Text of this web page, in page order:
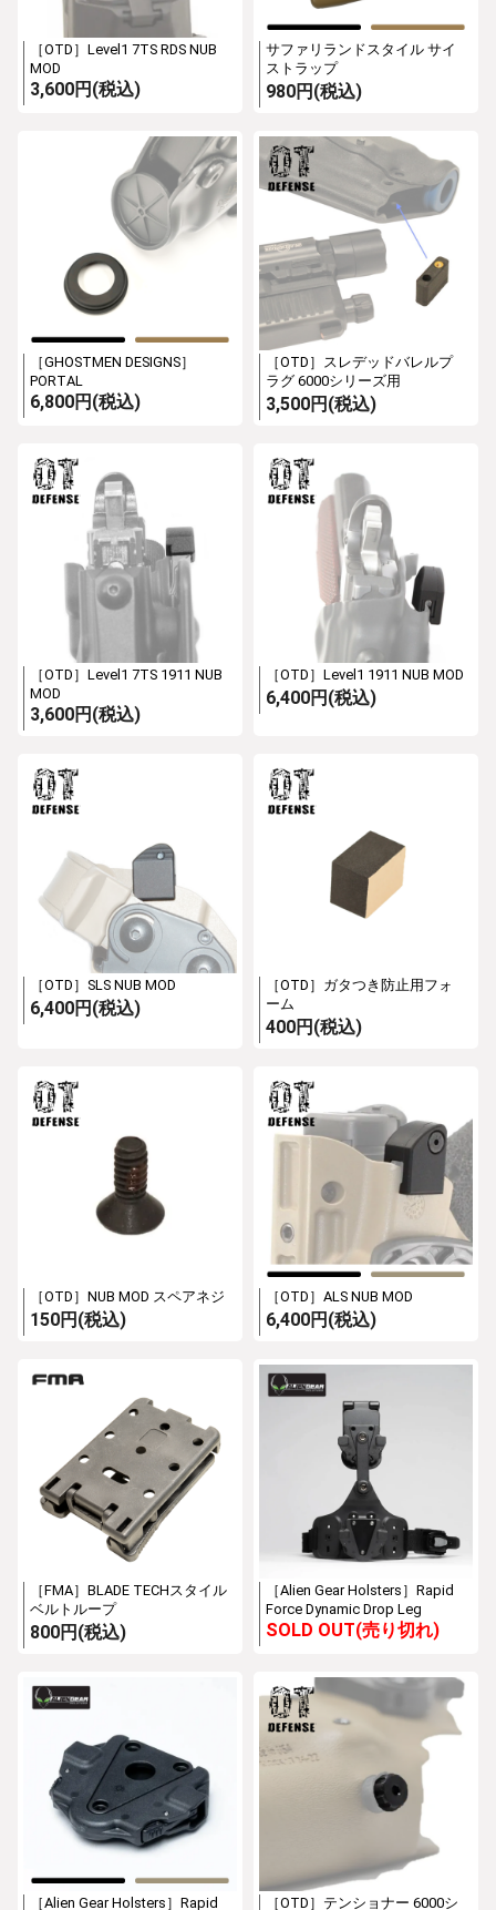
［OTD］Level1 7TS RDS NUB
MOD
3,600円(税込)
サファリランドスタイル サイ
ストラップ
980円(税込)
［GHOSTMEN DESIGNS］
PORTAL
6,800円(税込)
［OTD］スレデッドバレルプ
ラグ 6000シリーズ用
3,500円(税込)
［OTD］Level1 7TS 1911 NUB
MOD
3,600円(税込)
［OTD］Level1 1911 NUB MOD
6,400円(税込)
［OTD］SLS NUB MOD
6,400円(税込)
［OTD］ガタつき防止用フォ
ーム
400円(税込)
［OTD］NUB MOD スペアネジ
150円(税込)
［OTD］ALS NUB MOD
6,400円(税込)
［FMA］BLADE TECHスタイル
ベルトループ
800円(税込)
［Alien Gear Holsters］Rapid
Force Dynamic Drop Leg
SOLD OUT(売り切れ)
［Alien Gear Holsters］Rapid
［OTD］テンショナー 6000シ